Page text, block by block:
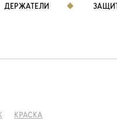
ДЕРЖАТЕЛИ
КРАСКА